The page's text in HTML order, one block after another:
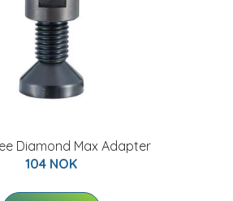
Diamond Max Adapter
104 NOK